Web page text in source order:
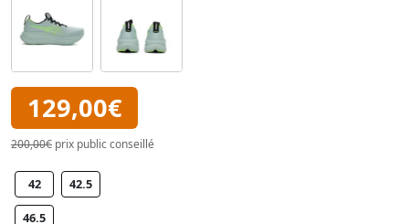
129,00€
200,00€ prix public conseillé
42 42.5
46.5